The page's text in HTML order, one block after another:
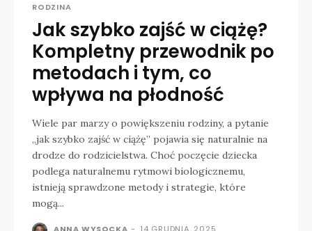
RODZINA
Jak szybko zajść w ciążę?
Kompletny przewodnik po
metodach i tym, co
wpływa na płodność
Wiele par marzy o powiększeniu rodziny, a pytanie
„jak szybko zajść w ciążę” pojawia się naturalnie na
drodze do rodzicielstwa. Choć poczęcie dziecka
podlega naturalnemu rytmowi biologicznemu,
istnieją sprawdzone metody i strategie, które
mogą...